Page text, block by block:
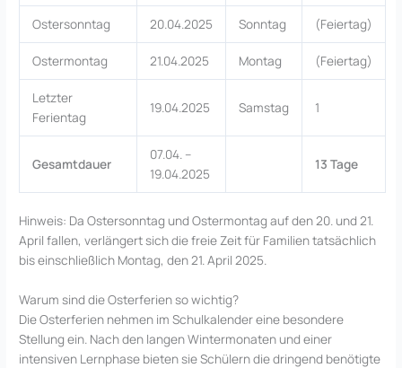
Ostersonntag 20.04.2025 Sonntag (Feiertag)
Ostermontag 21.04.2025 Montag (Feiertag)
Letzter
Ferientag
19.04.2025 Samstag 1
Gesamtdauer
07.04. –
19.04.2025
13 Tage
Hinweis: Da Ostersonntag und Ostermontag auf den 20. und 21.
April fallen, verlängert sich die freie Zeit für Familien tatsächlich
bis einschließlich Montag, den 21. April 2025.
Warum sind die Osterferien so wichtig?
Die Osterferien nehmen im Schulkalender eine besondere
Stellung ein. Nach den langen Wintermonaten und einer
intensiven Lernphase bieten sie Schülern die dringend benötigte